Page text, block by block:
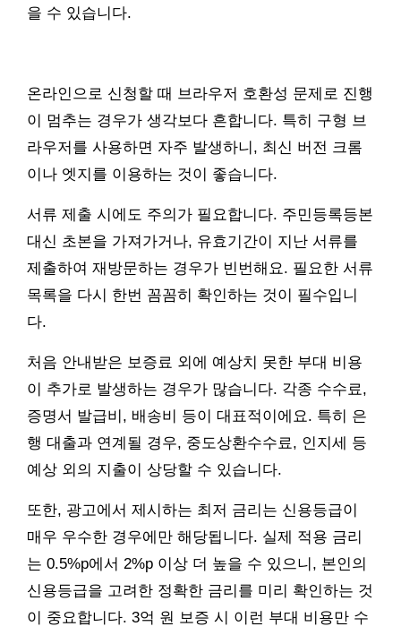
을 수 있습니다.
온라인으로 신청할 때 브라우저 호환성 문제로 진행
이 멈추는 경우가 생각보다 흔합니다. 특히 구형 브
라우저를 사용하면 자주 발생하니, 최신 버전 크롬
이나 엣지를 이용하는 것이 좋습니다.
서류 제출 시에도 주의가 필요합니다. 주민등록등본
대신 초본을 가져가거나, 유효기간이 지난 서류를
제출하여 재방문하는 경우가 빈번해요. 필요한 서류
목록을 다시 한번 꼼꼼히 확인하는 것이 필수입니
다.
처음 안내받은 보증료 외에 예상치 못한 부대 비용
이 추가로 발생하는 경우가 많습니다. 각종 수수료,
증명서 발급비, 배송비 등이 대표적이에요. 특히 은
행 대출과 연계될 경우, 중도상환수수료, 인지세 등
예상 외의 지출이 상당할 수 있습니다.
또한, 광고에서 제시하는 최저 금리는 신용등급이
매우 우수한 경우에만 해당됩니다. 실제 적용 금리
는 0.5%p에서 2%p 이상 더 높을 수 있으니, 본인의
신용등급을 고려한 정확한 금리를 미리 확인하는 것
이 중요합니다. 3억 원 보증 시 이런 부대 비용만 수